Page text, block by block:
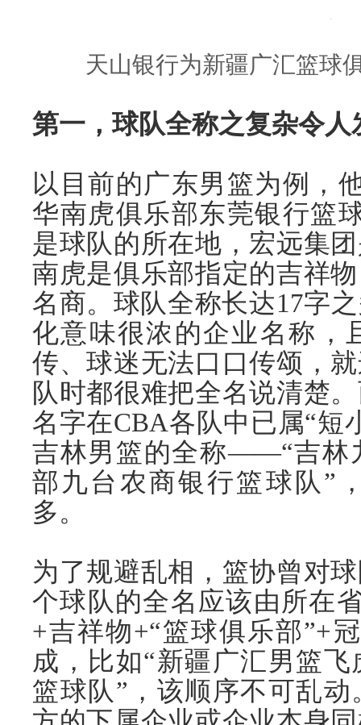
天山银行为新疆广汇篮球
第一，球队全称之复杂令人
以目前的广东男篮为例，
华南虎俱乐部东莞银行篮
是球队的所在地，宏远集
南虎是俱乐部指定的吉祥
名商。球队全称长达17字
化意味很浓的企业名称，
传、球迷无法口口传颂，
队时都很难把全名说清楚
名字在CBA各队中已属“短
吉林男篮的全称——“吉林
部九台农商银行篮球队”
多。
为了规避乱相，篮协曾对
个球队的全名应该由所在
+吉祥物+“篮球俱乐部”+
成，比如“新疆 广汇男篮
篮球队”，该顺序不可乱